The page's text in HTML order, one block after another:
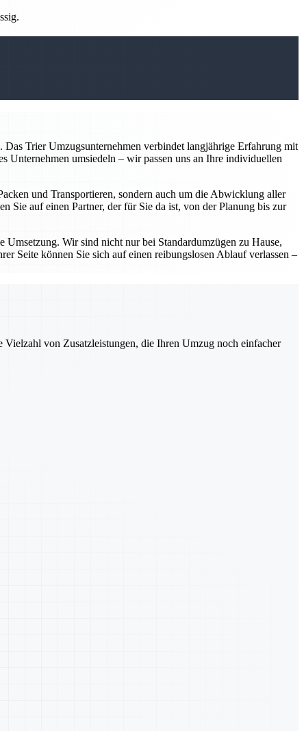
Trier Umzugsunternehmen verbindet langjährige Erfahrung mit
Unternehmen umsiedeln – wir passen uns an Ihre individuellen
und Transportieren, sondern auch um die Abwicklung aller
Sie auf einen Partner, der für Sie da ist, von der Planung bis zur
Wir sind nicht nur bei Standardumzügen zu Hause,
Seite können Sie sich auf einen reibungslosen Ablauf verlassen –
von Zusatzleistungen, die Ihren Umzug noch einfacher